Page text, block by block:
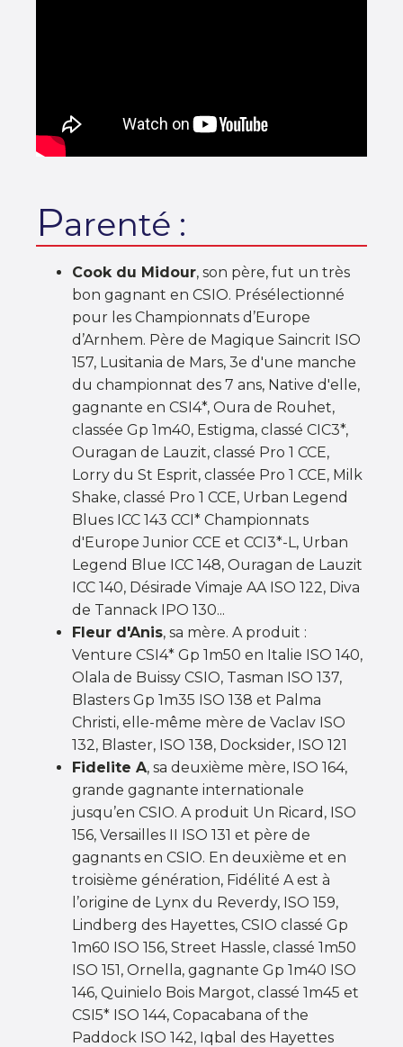
Parenté :
Cook du Midour, son père, fut un très
bon gagnant en CSIO. Présélectionné
pour les Championnats d’Europe
d’Arnhem. Père de Magique Saincrit ISO
157, Lusitania de Mars, 3e d'une manche
du championnat des 7 ans, Native d'elle,
gagnante en CSI4*, Oura de Rouhet,
classée Gp 1m40, Estigma, classé CIC3*,
Ouragan de Lauzit, classé Pro 1 CCE,
Lorry du St Esprit, classée Pro 1 CCE, Milk
Shake, classé Pro 1 CCE, Urban Legend
Blues ICC 143 CCI* Championnats
d'Europe Junior CCE et CCI3*-L, Urban
Legend Blue ICC 148, Ouragan de Lauzit
ICC 140, Désirade Vimaje AA ISO 122, Diva
de Tannack IPO 130...
Fleur d'Anis, sa mère. A produit :
Venture CSI4* Gp 1m50 en Italie ISO 140,
Olala de Buissy CSIO, Tasman ISO 137,
Blasters Gp 1m35 ISO 138 et Palma
Christi, elle-même mère de Vaclav ISO
132, Blaster, ISO 138, Docksider, ISO 121
Fidelite A, sa deuxième mère, ISO 164,
grande gagnante internationale
jusqu’en CSIO. A produit Un Ricard, ISO
156, Versailles II ISO 131 et père de
gagnants en CSIO. En deuxième et en
troisième génération, Fidélité A est à
l’origine de Lynx du Reverdy, ISO 159,
Lindberg des Hayettes, CSIO classé Gp
1m60 ISO 156, Street Hassle, classé 1m50
ISO 151, Ornella, gagnante Gp 1m40 ISO
146, Quinielo Bois Margot, classé 1m45 et
CSI5* ISO 144, Copacabana of the
Paddock ISO 142, Iqbal des Hayettes